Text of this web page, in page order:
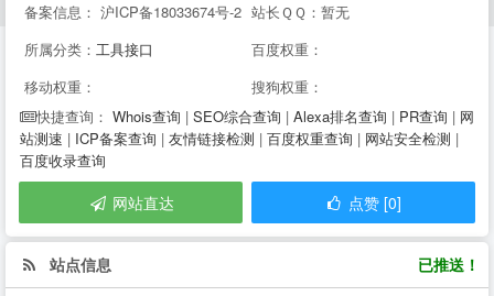
备案信息： 沪ICP备18033674号-2 站长ＱＱ：暂无
所属分类： 工具接口
百度权重：
移动权重：
搜狗权重：
快捷查询： Whois查询 | SEO综合查询 | Alexa排名查询 | PR查询 | 网
站测速 | ICP备案查询 | 友情链接检测 | 百度权重查询 | 网站安全检测 |
百度收录查询
网站直达 点赞 [0]
站点信息 已推送！